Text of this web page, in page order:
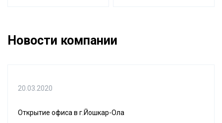
Новости компании
20.03.2020
Открытие офиса в г.Йошкар-Ола